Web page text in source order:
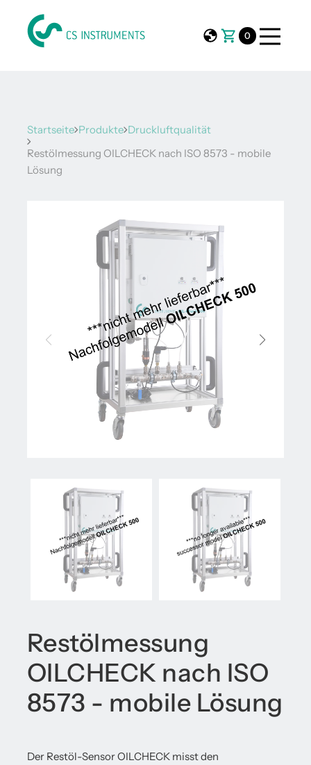
0
Startseite Produkte Druckluftqualität
Restölmessung OILCHECK nach ISO 8573 - mobile
Lösung
Restölmessung
OILCHECK nach ISO
8573 - mobile Lösung
Der Restöl-Sensor OILCHECK misst den